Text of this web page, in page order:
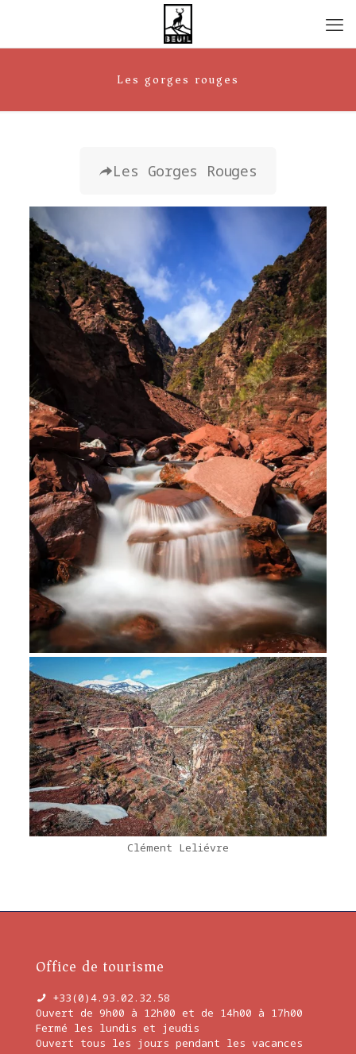
Les gorges rouges
Les Gorges Rouges
Clément Leliévre
Office de tourisme
+33(0)4.93.02.32.58
Ouvert de 9h00 à 12h00 et de 14h00 à 17h00
Fermé les lundis et jeudis
Ouvert tous les jours pendant les vacances